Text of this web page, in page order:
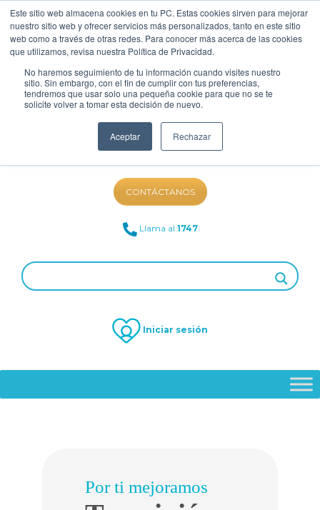
Este sitio web almacena cookies en tu PC. Estas cookies sirven para mejorar
nuestro sitio web y ofrecer servicios más personalizados, tanto en este sitio
web como a través de otras redes. Para conocer más acerca de las cookies
que utilizamos, revisa nuestra Política de Privacidad.
No haremos seguimiento de tu información cuando visites nuestro
sitio. Sin embargo, con el fin de cumplir con tus preferencias,
tendremos que usar solo una pequeña cookie para que no se te
solicite volver a tomar esta decisión de nuevo.
Aceptar Rechazar
NUESTRO BLOG
CONTÁCTANOS
Llama al 1747
Iniciar sesión
Por ti mejoramos